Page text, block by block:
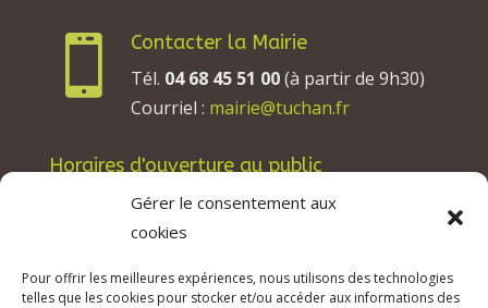
Gérer le consentement aux
cookies
Pour offrir les meilleures expériences, nous utilisons des technologies
telles que les cookies pour stocker et/ou accéder aux informations des

Contacter la Mairie
Tél. 04 68 45 51 00(à partir de 9h30)
Courriel : mairie@tuchan.fr
Horaires d'ouverture au public
Les lundis, mardis et jeudis : de 8h à 12h et de
13h30 à 17h30.
Les vendredis : de 8h à 12h.